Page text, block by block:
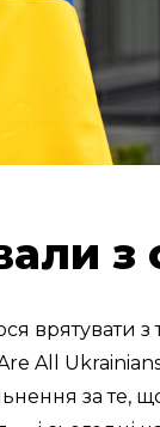
з
врятувати
All
за те,